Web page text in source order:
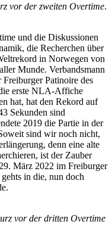
vor der zweiten Overtime.
und die Diskussionen
die Recherchen über
in Norwegen von
Munde. Verbandsmann
Patinoire des
erste NLA-Affiche
hat, hat den Rekord auf
Sekunden sind
2019 die Partie in der
sind wir noch nicht,
denn eine alte
ist der Zauber
März 2022 im Freiburger
in die, nun doch
vor der dritten Overtime